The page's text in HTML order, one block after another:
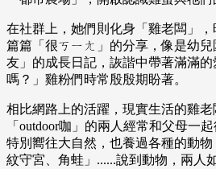
在社群上，她們則化身「雞老闆」
篇篇「很ㄎㄧㄤ」的分享，像是幼
友」的成長日記，詼諧中帶著滿滿
嗎？」雞粉們時常殷殷期盼著。
相比網路上的活躍，現實生活的雞
「outdoor咖」的兩人經常和父母一
特別嚮往大自然，也養過各種的動
紋守宮、角蛙」......說到動物，兩人